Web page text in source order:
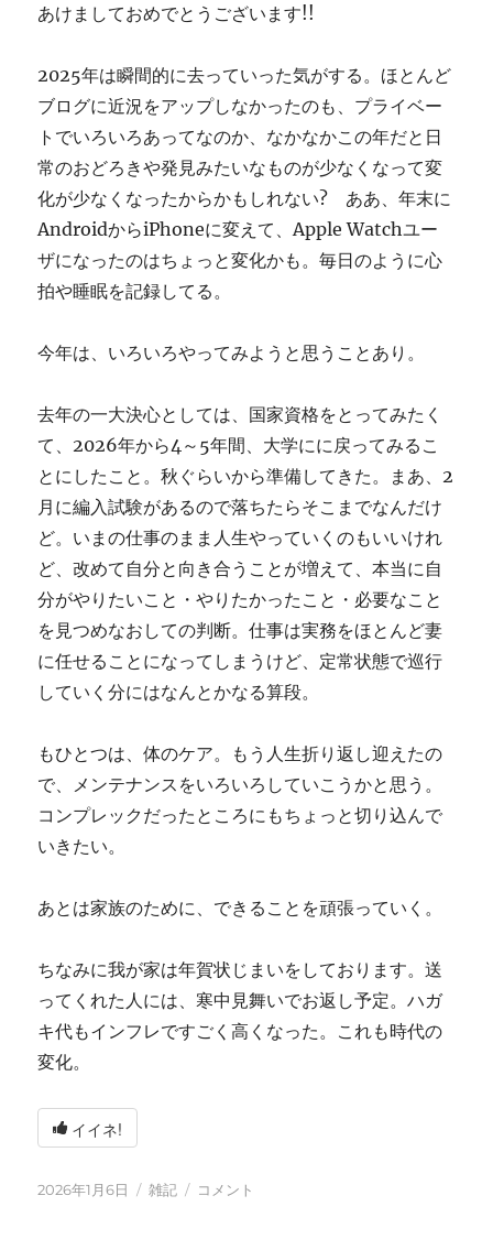
あけましておめでとうございます!!
2025年は瞬間的に去っていった気がする。ほとんど
ブログに近況をアップしなかったのも、プライベー
トでいろいろあってなのか、なかなかこの年だと日
常のおどろきや発見みたいなものが少なくなって変
化が少なくなったからかもしれない? ああ、年末に
AndroidからiPhoneに変えて、Apple Watchユー
ザになったのはちょっと変化かも。毎日のように心
拍や睡眠を記録してる。
今年は、いろいろやってみようと思うことあり。
去年の一大決心としては、国家資格をとってみたく
て、2026年から4～5年間、大学にに戻ってみるこ
とにしたこと。秋ぐらいから準備してきた。まあ、2
月に編入試験があるので落ちたらそこまでなんだけ
ど。いまの仕事のまま人生やっていくのもいいけれ
ど、改めて自分と向き合うことが増えて、本当に自
分がやりたいこと・やりたかったこと・必要なこと
を見つめなおしての判断。仕事は実務をほとんど妻
に任せることになってしまうけど、定常状態で巡行
していく分にはなんとかなる算段。
もひとつは、体のケア。もう人生折り返し迎えたの
で、メンテナンスをいろいろしていこうかと思う。
コンプレックだったところにもちょっと切り込んで
いきたい。
あとは家族のために、できることを頑張っていく。
ちなみに我が家は年賀状じまいをしております。送
ってくれた人には、寒中見舞いでお返し予定。ハガ
キ代もインフレですごく高くなった。これも時代の
変化。
イイネ!
投
2026年1月6日
カ
雑記
2026
コメント